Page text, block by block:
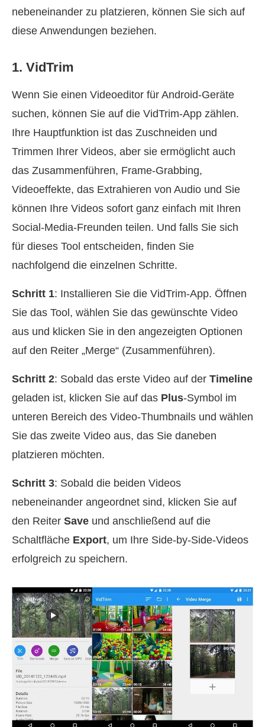
nebeneinander zu platzieren, können Sie sich auf
diese Anwendungen beziehen.
1. VidTrim
Wenn Sie einen Videoeditor für Android‑Geräte
suchen, können Sie auf die VidTrim‑App zählen.
Ihre Hauptfunktion ist das Zuschneiden und
Trimmen Ihrer Videos, aber sie ermöglicht auch
das Zusammenführen, Frame‑Grabbing,
Videoeffekte, das Extrahieren von Audio und Sie
können Ihre Videos sofort ganz einfach mit Ihren
Social‑Media‑Freunden teilen. Und falls Sie sich
für dieses Tool entscheiden, finden Sie
nachfolgend die einzelnen Schritte.
Schritt 1: Installieren Sie die VidTrim‑App. Öffnen
Sie das Tool, wählen Sie das gewünschte Video
aus und klicken Sie in den angezeigten Optionen
auf den Reiter „Merge“ (Zusammenführen).
Schritt 2: Sobald das erste Video auf der Timeline
geladen ist, klicken Sie auf das Plus-Symbol im
unteren Bereich des Video‑Thumbnails und wählen
Sie das zweite Video aus, das Sie daneben
platzieren möchten.
Schritt 3: Sobald die beiden Videos
nebeneinander angeordnet sind, klicken Sie auf
den Reiter Save und anschließend auf die
Schaltfläche Export, um Ihre Side‑by‑Side‑Videos
erfolgreich zu speichern.